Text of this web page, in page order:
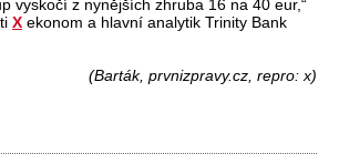
vyskočí z nynějších zhruba 16 na 40 eur,“
X ekonom a hlavní analytik Trinity Bank
(Barták, prvnizpravy.cz, repro: x)